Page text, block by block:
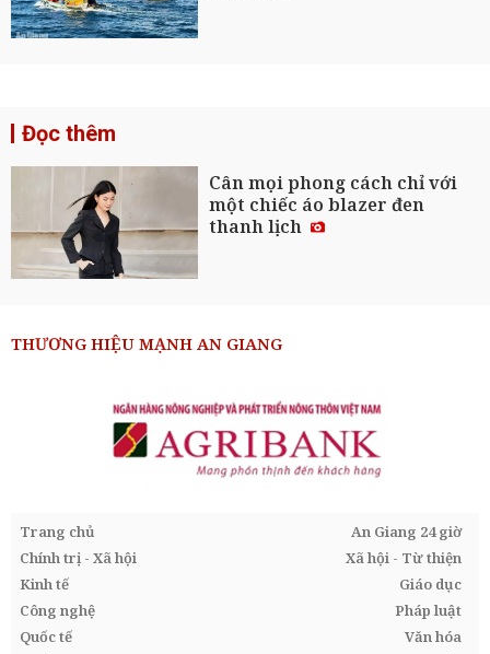
Đọc thêm
Cân mọi phong cách chỉ với
một chiếc áo blazer đen
thanh lịch
THƯƠNG HIỆU MẠNH AN GIANG
Trang chủ
An Giang 24 giờ
Chính trị - Xã hội
Xã hội - Từ thiện
Kinh tế
Giáo dục
Công nghệ
Pháp luật
Quốc tế
Văn hóa